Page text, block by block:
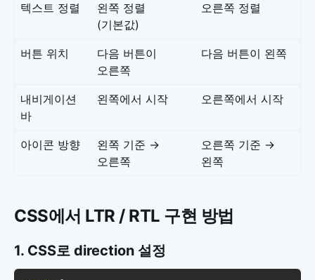
텍스트 정렬
왼쪽 정렬
(기본값)
오른쪽 정렬
버튼 위치
다음 버튼이
오른쪽
다음 버튼이 왼쪽
내비게이션
바
왼쪽에서 시작 오른쪽에서 시작
아이콘 방향
왼쪽 기준 →
오른쪽
오른쪽 기준 →
왼쪽
CSS에서 LTR / RTL 구현 방법
1. CSS로 direction 설정